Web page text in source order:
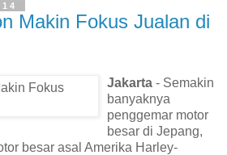
Makin Fokus Jualan di
Jakarta - Semakin
banyaknya
penggemar motor
besar di Jepang,
besar asal Amerika Harley-